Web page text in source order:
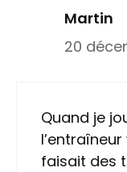
Martin
20
Quand je
faisait des